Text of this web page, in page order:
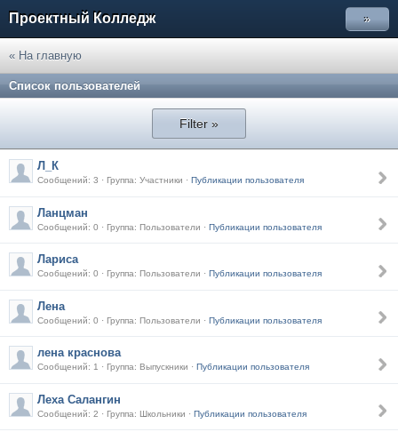
Проектный Колледж »
« На главную
Список пользователей
Filter »
Л_К
Сообщений: 3 · Группа: Участники · Публикации пользователя
Ланцман
Сообщений: 0 · Группа: Пользователи · Публикации пользователя
Лариса
Сообщений: 0 · Группа: Пользователи · Публикации пользователя
Лена
Сообщений: 0 · Группа: Пользователи · Публикации пользователя
лена краснова
Сообщений: 1 · Группа: Выпускники · Публикации пользователя
Леха Салангин
Сообщений: 2 · Группа: Школьники · Публикации пользователя